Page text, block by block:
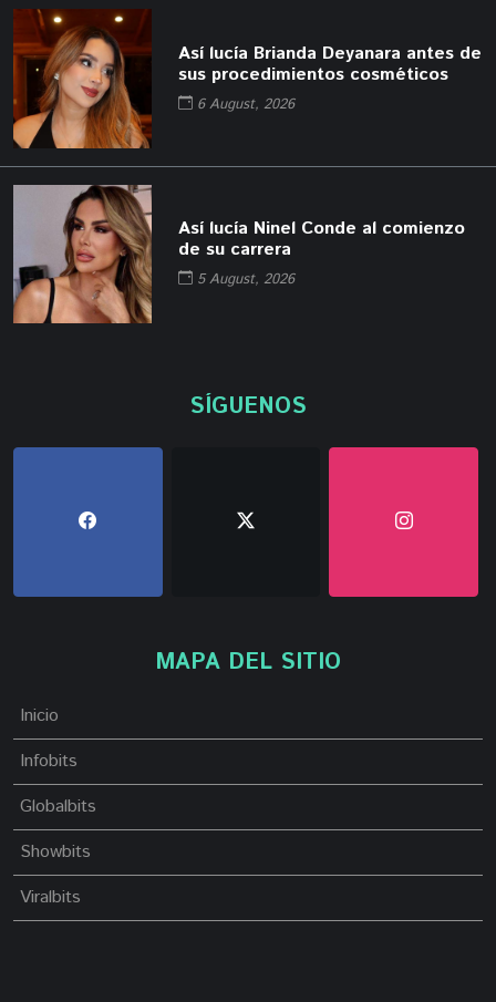
Así lucía Brianda Deyanara antes de
sus procedimientos cosméticos
6 August, 2026
Así lucía Ninel Conde al comienzo
de su carrera
5 August, 2026
SÍGUENOS
MAPA DEL SITIO
Inicio
Infobits
Globalbits
Showbits
Viralbits